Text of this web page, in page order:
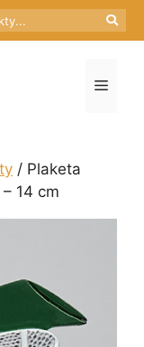
Menu
/ Plaketa
14 cm